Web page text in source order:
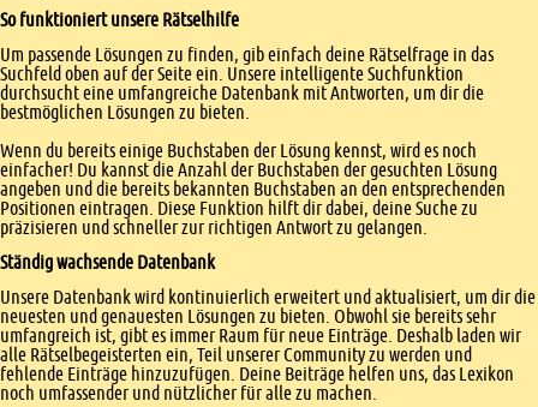
So funktioniert unsere Rätselhilfe
Um passende Lösungen zu finden, gib einfach deine Rätselfrage in das
Suchfeld oben auf der Seite ein. Unsere intelligente Suchfunktion
durchsucht eine umfangreiche Datenbank mit Antworten, um dir die
bestmöglichen Lösungen zu bieten.
Wenn du bereits einige Buchstaben der Lösung kennst, wird es noch
einfacher! Du kannst die Anzahl der Buchstaben der gesuchten Lösung
angeben und die bereits bekannten Buchstaben an den entsprechenden
Positionen eintragen. Diese Funktion hilft dir dabei, deine Suche zu
präzisieren und schneller zur richtigen Antwort zu gelangen.
Ständig wachsende Datenbank
Unsere Datenbank wird kontinuierlich erweitert und aktualisiert, um dir die
neuesten und genauesten Lösungen zu bieten. Obwohl sie bereits sehr
umfangreich ist, gibt es immer Raum für neue Einträge. Deshalb laden wir
alle Rätselbegeisterten ein, Teil unserer Community zu werden und
fehlende Einträge hinzuzufügen. Deine Beiträge helfen uns, das Lexikon
noch umfassender und nützlicher für alle zu machen.